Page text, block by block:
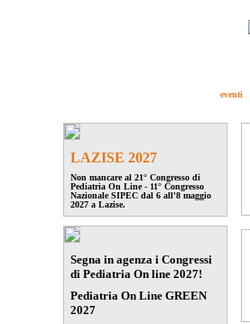
eventi
LAZISE 2027
Non mancare al 21° Congresso di
Pediatria On Line - 11° Congresso
Nazionale SIPEC dal 6 all'8 maggio
2027 a Lazise.
Segna in agenza i Congressi
di Pediatria On line 2027!
Pediatria On Line GREEN
2027